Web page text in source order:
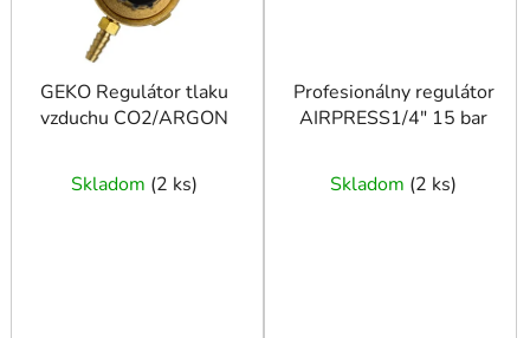
GEKO Regulátor tlaku
vzduchu CO2/ARGON
Skladom (2 ks)
Profesionálny regulátor
AIRPRESS1/4" 15 bar
Skladom (2 ks)